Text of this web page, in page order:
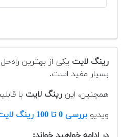
رینگ لایت یکی از بهترین
بسیار مفید است.
همچنین، این رینگ لایت با
ویدیو بررسی 0 تا 100 رینگ لایت ها